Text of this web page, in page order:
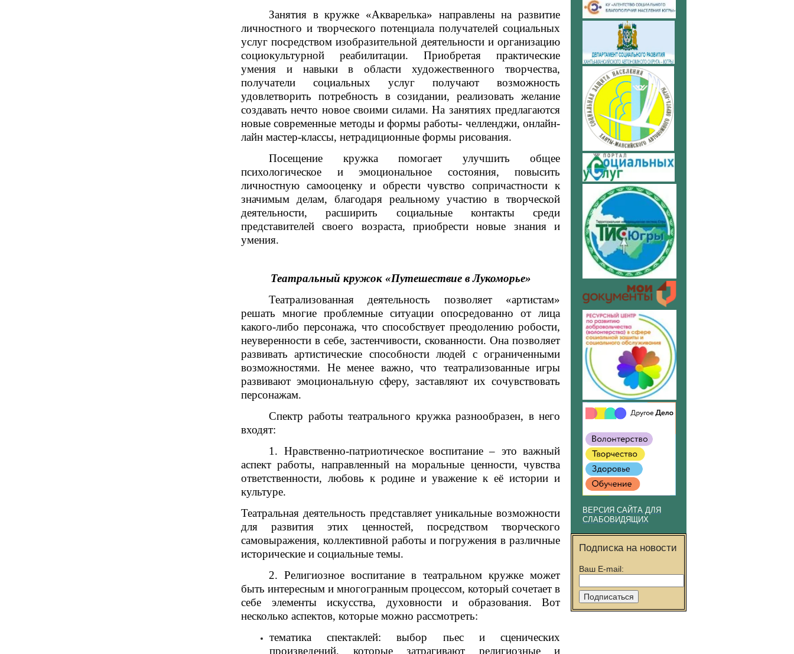
ВЕРСИЯ САЙТА ДЛЯ
СЛАБОВИДЯЩИХ
Подписка на новости
Ваш E-mail:
Занятия в кружке «Акварелька» направлены на развитие
личностного и творческого потенциала получателей социальных
услуг посредством изобразительной деятельности и организацию
социокультурной реабилитации. Приобретая практические
умения и навыки в области художественного творчества,
получатели социальных услуг получают возможность
удовлетворить потребность в созидании, реализовать желание
создавать нечто новое своими силами. На занятиях предлагаются
новые современные методы и формы работы- челленджи, онлайн-
лайн мастер-классы, нетрадиционные формы рисования.
Посещение кружка помогает улучшить общее
психологическое и эмоциональное состояния, повысить
личностную самооценку и обрести чувство сопричастности к
значимым делам, благодаря реальному участию в творческой
деятельности, расширить социальные контакты среди
представителей своего возраста, приобрести новые знания и
умения.
Театральный кружок «Путешествие в Лукоморье»
Театрализованная деятельность позволяет «артистам»
решать многие проблемные ситуации опосредованно от лица
какого-либо персонажа, что способствует преодолению робости,
неуверенности в себе, застенчивости, скованности. Она позволяет
развивать артистические способности людей с ограниченными
возможностями. Не менее важно, что театрализованные игры
развивают эмоциональную сферу, заставляют их сочувствовать
персонажам.
Спектр работы театрального кружка разнообразен, в него
входят:
1. Нравственно-патриотическое воспитание – это важный
аспект работы, направленный на моральные ценности, чувства
ответственности, любовь к родине и уважение к её истории и
культуре.
Театральная деятельность представляет уникальные возможности
для развития этих ценностей, посредством творческого
самовыражения, коллективной работы и погружения в различные
исторические и социальные темы.
2. Религиозное воспитание в театральном кружке может
быть интересным и многогранным процессом, который сочетает в
себе элементы искусства, духовности и образования. Вот
несколько аспектов, которые можно рассмотреть:
тематика спектаклей: выбор пьес и сценических
произведений, которые затрагивают религиозные и